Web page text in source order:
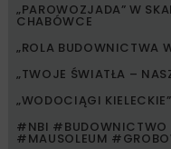
„PAROWOZJADA” W
CHABÓWCE
„ROLA BUDOWNICTWA
„TWOJE ŚWIATŁA –
„WODOCIĄGI
#NBI #BUDOWNICTWO
#MAUSOLEUM